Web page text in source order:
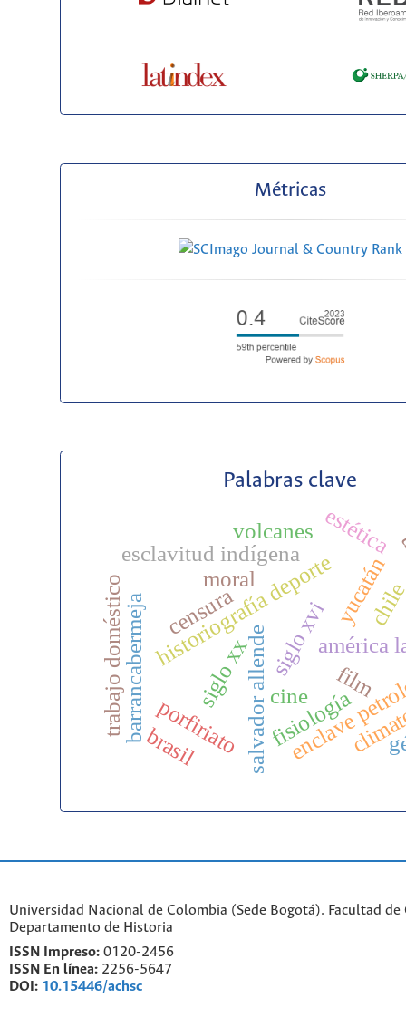
Métricas
Palabras clave
historiografía deporteamérica
censura
cine film
salvador allende
barrancabermeja enclave
moral
esclavitud indígena
siglo xvi
trabajo doméstico siglo xx
porfiriato
yucatán
brasil
estética
fisiología
volcanes
Universidad Nacional de Colombia (Sede Bogotá). Facultad de
Departamento de Historia
ISSN Impreso: 0120-2456
ISSN En línea: 2256-5647
DOI: 10.15446/achsc